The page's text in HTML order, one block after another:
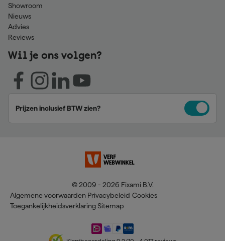
Showroom
Nieuws
Advies
Reviews
Wil je ons volgen?
Prijzen inclusief BTW zien?
© 2009 - 2026 Fixami B.V.
Algemene voorwaarden Privacybeleid Cookies
Toegankelijkheidsverklaring Sitemap